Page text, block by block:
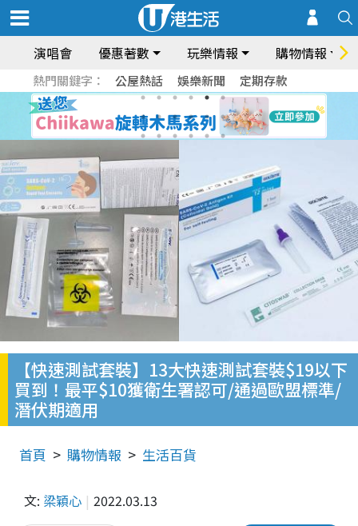
演唱會 優惠著數 玩樂情報 購物情報
熱門關鍵字： 公屋熱話 娛樂新聞 定期存款
【快速測試套裝】13大快速測試套裝$19以下
買到！最平$10獲衛生署認可/通過歐盟標準/
潛伏期適用
首頁 購物情報 生活百貨
文: 梁穎心 2022.03.13